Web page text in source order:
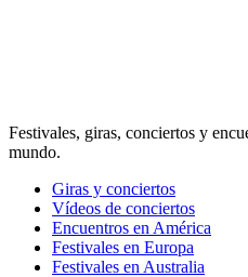
Festivales, giras, conciertos y
mundo.
Giras y conciertos
Vídeos de conciertos
Encuentros en América
Festivales en Europa
Festivales en Australia